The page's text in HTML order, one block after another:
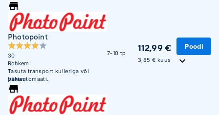
Photopoint
30
Rohkem
Tasuta transport kulleriga või
pakiautomaati.
Vähem
7-10 tp 112,99 €
3,85 € kuus
Poodi